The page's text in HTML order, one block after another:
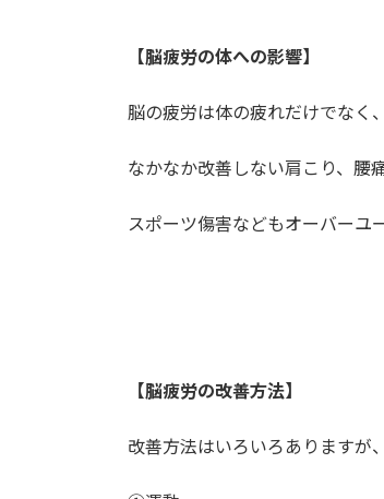
【脳疲労の体への影響】
脳の疲労は体の疲れだけでなく
なかなか改善しない肩こり、腰
スポーツ傷害などもオーバーユ
【脳疲労の改善方法】
改善方法はいろいろありますが